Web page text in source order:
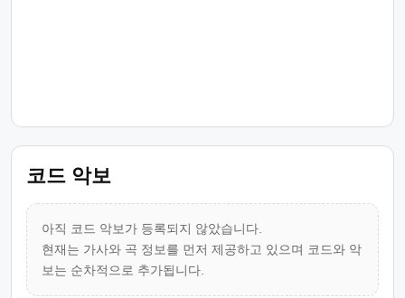
코드 악보
아직 코드 악보가 등록되지 않았습니다.
현재는 가사와 곡 정보를 먼저 제공하고 있으며 코드와 악
보는 순차적으로 추가됩니다.